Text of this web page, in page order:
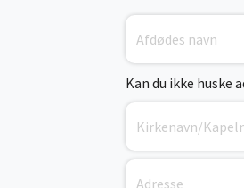
Kan du ikke huske